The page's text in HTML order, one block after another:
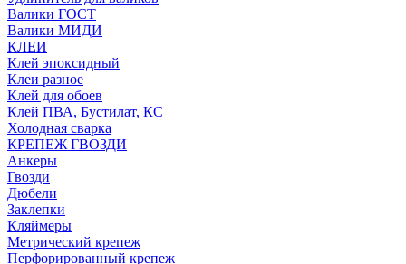
Валики ГОСТ
Валики МИДИ
КЛЕИ
Клей эпоксидный
Клеи разное
Клей для обоев
Клей ПВА, Бустилат, КС
Холодная сварка
КРЕПЕЖ ГВОЗДИ
Анкеры
Гвозди
Дюбели
Заклепки
Кляймеры
Метрический крепеж
Перфорированный крепеж